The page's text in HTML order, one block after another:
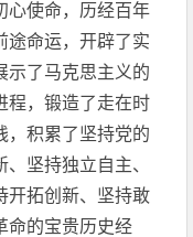
心使命，历经百年
途命运，开辟了实
示了马克思主义的
程，锻造了走在时
，积累了坚持党的
坚持独立自主、
开拓创新、坚持敢
命的宝贵历史经